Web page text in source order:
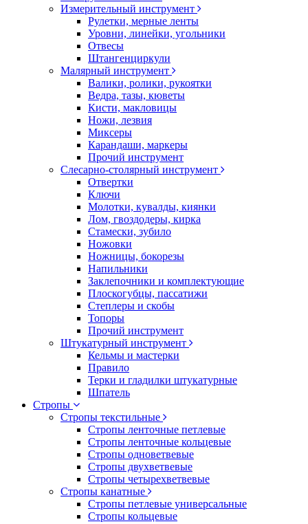
Измерительный инструмент
Рулетки, мерные ленты
Уровни, линейки, угольники
Отвесы
Штангенциркули
Малярный инструмент
Валики, ролики, рукоятки
Ведра, тазы, кюветы
Кисти, макловицы
Ножи, лезвия
Миксеры
Карандаши, маркеры
Прочий инструмент
Слесарно-столярный инструмент
Отвертки
Ключи
Молотки, кувалды, киянки
Лом, гвоздодеры, кирка
Стамески, зубило
Ножовки
Ножницы, бокорезы
Напильники
Заклепочники и комплектующие
Плоскогубцы, пассатижи
Степлеры и скобы
Топоры
Прочий инструмент
Штукатурный инструмент
Кельмы и мастерки
Правило
Терки и гладилки штукатурные
Шпатель
Стропы
Стропы текстильные
Стропы ленточные петлевые
Стропы ленточные кольцевые
Стропы одноветвевые
Стропы двухветвевые
Стропы четырехветвевые
Стропы канатные
Стропы петлевые универсальные
Стропы кольцевые